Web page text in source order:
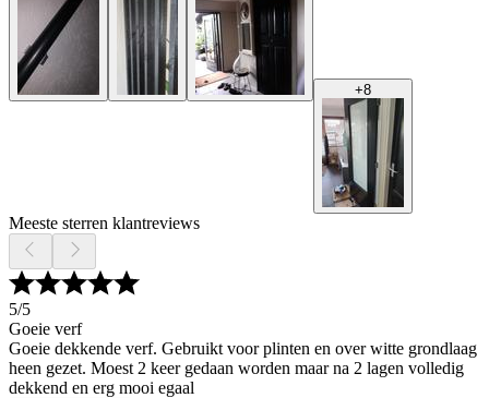
+8
Meeste sterren klantreviews
5/5
Goeie verf
Goeie dekkende verf. Gebruikt voor plinten en over witte grondlaag
heen gezet. Moest 2 keer gedaan worden maar na 2 lagen volledig
dekkend en erg mooi egaal